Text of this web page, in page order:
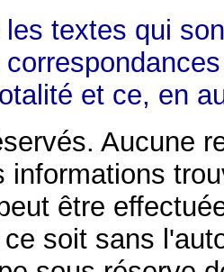
textes qui
et ce, en
Aucune
informations
être
soit sans